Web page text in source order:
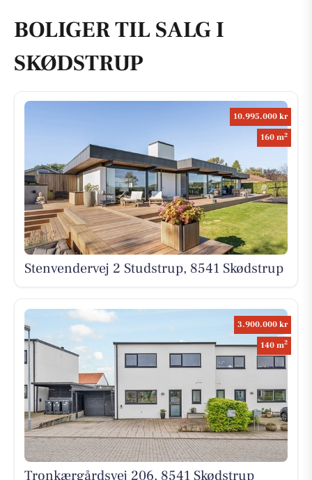
BOLIGER TIL SALG I
SKØDSTRUP
10.995.000 kr
160 m2
Stenvendervej 2 Studstrup, 8541 Skødstrup
3.900.000 kr
140 m2
Tronkærgårdsvej 206, 8541 Skødstrup